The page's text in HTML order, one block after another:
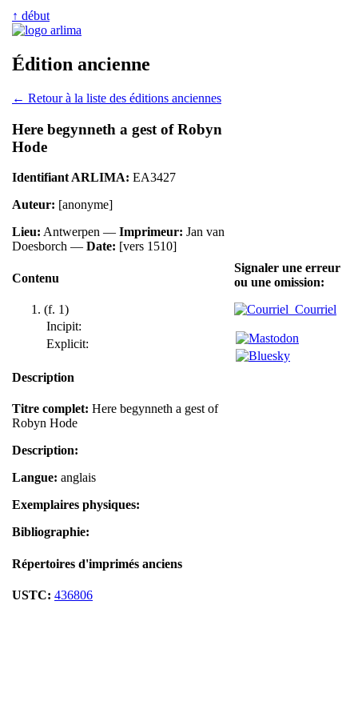
↑ début
Édition ancienne
← Retour à la liste des éditions anciennes
Here begynneth a gest of Robyn
Hode
Identifiant ARLIMA: EA3427
Auteur: [anonyme]
Lieu: Antwerpen — Imprimeur: Jan van
Doesborch — Date: [vers 1510]
Contenu
(f. 1)
Incipit:
Explicit:
Description
Titre complet: Here begynneth a gest of
Robyn Hode
Description:
Langue: anglais
Exemplaires physiques:
Bibliographie:
Répertoires d'imprimés anciens
USTC: 436806
Signaler une erreur
ou une omission:
Courriel